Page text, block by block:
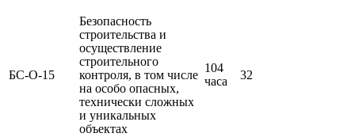
БС-О-15
Безопасность
строительства и
осуществление
строительного
контроля, в том числе
на особо опасных,
технически сложных
и уникальных
объектах
104
часа
32